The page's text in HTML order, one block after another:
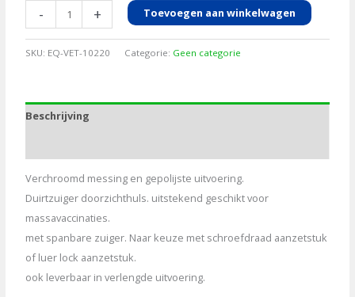
-
Revolver
Luer-
Lock
+ Toevoegen aan winkelwagen
SKU: EQ-VET-10220 Categorie: Geen categorie
Beschrijving
Verchroomd messing en gepolijste uitvoering.
Duirtzuiger doorzichthuls. uitstekend geschikt voor
massavaccinaties.
met spanbare zuiger. Naar keuze met schroefdraad aanzetstuk
of luer lock aanzetstuk.
ook leverbaar in verlengde uitvoering.